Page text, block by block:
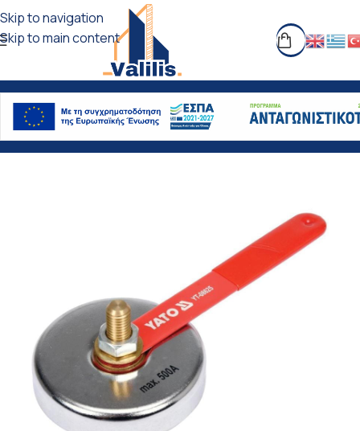
Skip to navigation
Skip to main content